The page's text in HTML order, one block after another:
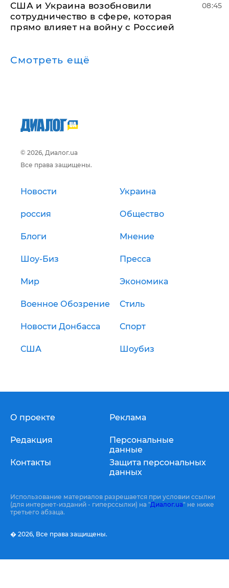
США и Украина возобновили
сотрудничество в сфере, которая
прямо влияет на войну с Россией
08:45
Смотреть ещё
© 2026, Диалог.ua
Все права защищены.
Новости Украина
россия Общество
Блоги Мнение
Шоу-Биз Пресса
Мир Экономика
Военное Обозрение Стиль
Новости Донбасса Спорт
США Шоубиз
О проекте
Редакция
Контакты
Реклама
Персональные
данные
Защита персональных
данных
Использование материалов разрешается при условии ссылки
(для интернет-изданий - гиперссылки) на "Диалог.ua" не ниже
третьего абзаца.
� 2026, Все права защищены.